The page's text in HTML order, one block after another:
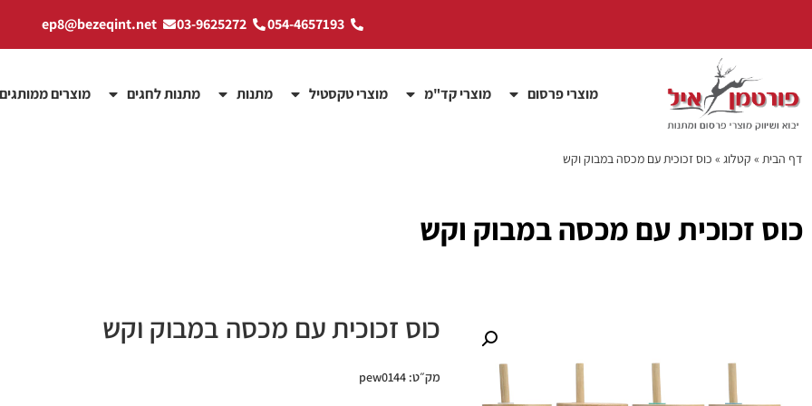
054-4657193
03-9625272
ep8@bezeqint.net
מוצרי פרסום מוצרי קד"מ מוצרי טקסטיל מתנות מתנות לחגים מוצרים ממותגים
דף הבית » קטלוג » כוס זכוכית עם מכסה במבוק וקש
כוס זכוכית עם מכסה במבוק וקש
כוס זכוכית עם מכסה במבוק וקש
מק״ט: pew0144